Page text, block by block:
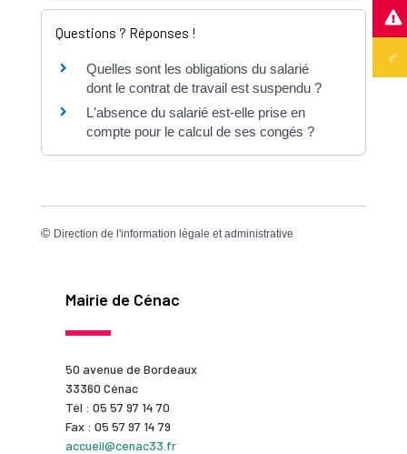
Questions ? Réponses !
Quelles sont les obligations du salarié
dont le contrat de travail est suspendu ?
L'absence du salarié est-elle prise en
compte pour le calcul de ses congés ?
© Direction de l'information légale et administrative
Mairie de Cénac
50 avenue de Bordeaux
33360 Cénac
Tél : 05 57 97 14 70
Fax : 05 57 97 14 79
accueil@cenac33.fr